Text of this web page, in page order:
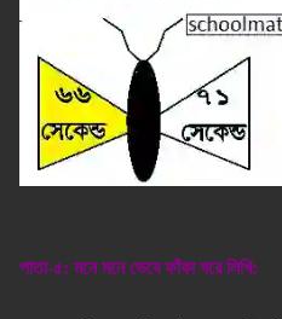
পাতা-৫: মনে মনে ভেবে ফাঁকা ঘরে লিখি: